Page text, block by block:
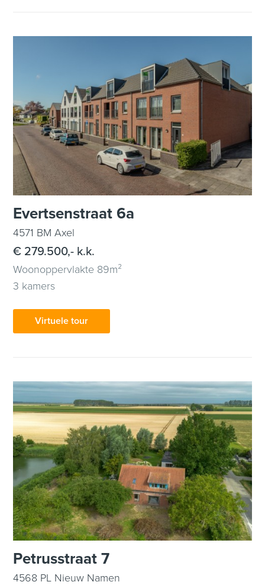
Evertsenstraat 6a
4571 BM Axel
€ 279.500,- k.k.
Woonoppervlakte 89m²
3 kamers
Virtuele tour
Petrusstraat 7
4568 PL Nieuw Namen